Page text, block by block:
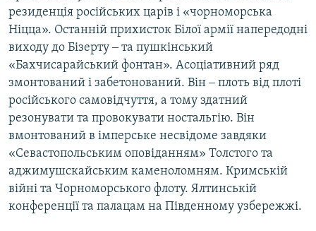
резиденція російських царів і «чорноморська
Ніцца». Останній прихисток Білої армії напередодні
виходу до Бізерту ‒ та пушкінський
«Бахчисарайський фонтан». Асоціативний ряд
змонтований і забетонований. Він ‒ плоть від плоті
російського самовідчуття, а тому здатний
резонувати та провокувати ностальгію. Він
вмонтований в імперське несвідоме завдяки
«Севастопольським оповіданням» Толстого та
аджимушскайським каменоломням. Кримській
війні та Чорноморського флоту. Ялтинській
конференції та палацам на Південному узбережжі.